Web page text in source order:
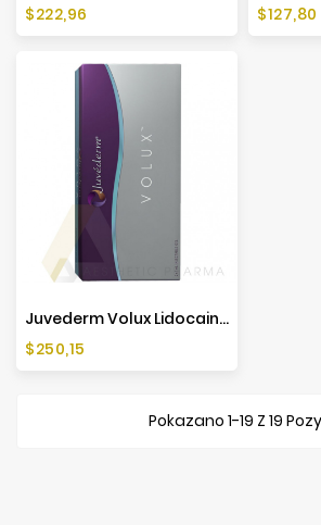
Cena
$222,96
Cena
$127,80
Juvederm Volux Lidocaine (2x1ml)
Cena
$250,15
Pokazano 1-19 Z 19